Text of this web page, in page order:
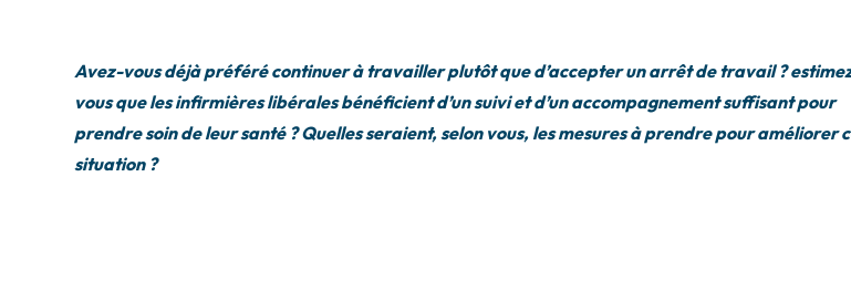
Avez-vous déjà préféré continuer à travailler plutôt que d’accepter un arrêt de travail ?
vous que les infirmières libérales bénéficient d’un suivi et d’un accompagnement suffisant pour
prendre soin de leur santé ? Quelles seraient, selon vous, les mesures à prendre pour améliorer
situation ?